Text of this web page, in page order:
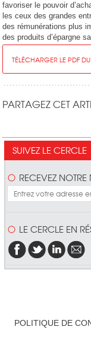
favoriser le pouvoir
les ceux des grandes
des rémunérations plus
des produits d’épargne
TÉLÉCHARGER LE PDF
PARTAGEZ CET
SUIVEZ LE CERCLE
RECEVEZ NOTRE
LE CERCLE EN
POLITIQUE DE